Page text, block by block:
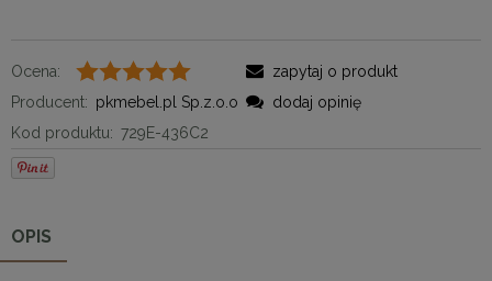
Ocena:
Producent: pkmebel.pl Sp.z.o.o
Kod produktu: 729E-436C2
zapytaj o produkt
dodaj opinię
OPIS